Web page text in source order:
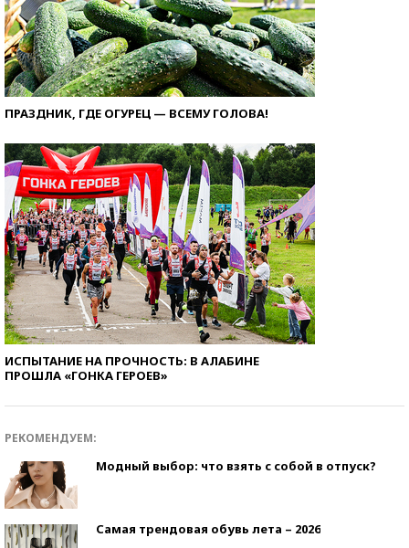
ПРАЗДНИК, ГДЕ ОГУРЕЦ — ВСЕМУ ГОЛОВА!
ИСПЫТАНИЕ НА ПРОЧНОСТЬ: В АЛАБИНЕ
ПРОШЛА «ГОНКА ГЕРОЕВ»
РЕКОМЕНДУЕМ:
Модный выбор: что взять с собой в отпуск?
Самая трендовая обувь лета – 2026